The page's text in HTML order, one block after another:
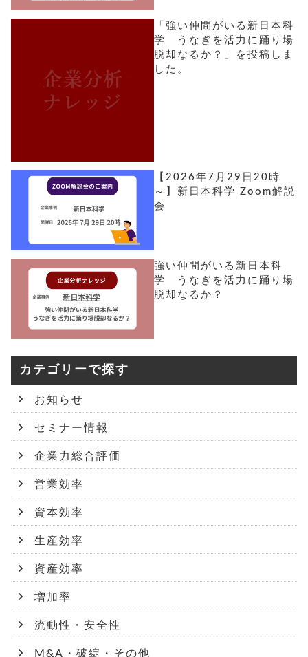
「強い仲間がいる新日本科
学 うなぎを活力に踊り場
脱却なるか？」を投稿しま
した。
【2026年7月29日20時
～】新日本科学 Zoom解説
会
強い仲間がいる新日本科
学 うなぎを活力に踊り場
脱却なるか？
カテゴリーで探す
お知らせ
セミナー情報
企業力総合評価
営業効率
資本効率
生産効率
資産効率
増加率
流動性・安全性
M&A・破綻・その他